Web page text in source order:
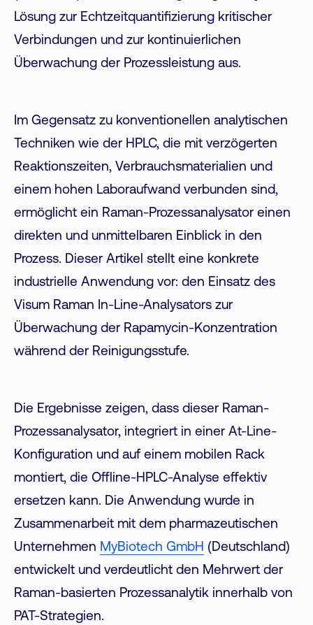
Lösung zur Echtzeitquantifizierung kritischer
Verbindungen und zur kontinuierlichen
Überwachung der Prozessleistung aus.
Im Gegensatz zu konventionellen analytischen
Techniken wie der HPLC, die mit verzögerten
Reaktionszeiten, Verbrauchsmaterialien und
einem hohen Laboraufwand verbunden sind,
ermöglicht ein Raman-Prozessanalysator einen
direkten und unmittelbaren Einblick in den
Prozess. Dieser Artikel stellt eine konkrete
industrielle Anwendung vor: den Einsatz des
Visum Raman In-Line-Analysators zur
Überwachung der Rapamycin-Konzentration
während der Reinigungsstufe.
Die Ergebnisse zeigen, dass dieser Raman-
Prozessanalysator, integriert in einer At-Line-
Konfiguration und auf einem mobilen Rack
montiert, die Offline-HPLC-Analyse effektiv
ersetzen kann. Die Anwendung wurde in
Zusammenarbeit mit dem pharmazeutischen
Unternehmen MyBiotech GmbH (Deutschland)
entwickelt und verdeutlicht den Mehrwert der
Raman-basierten Prozessanalytik innerhalb von
PAT-Strategien.